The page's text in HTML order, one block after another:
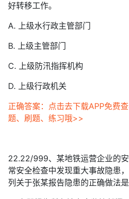
好转移工作。
A. 上级水行政主管部门
B. 上级主管部门
C. 上级防汛指挥机构
D. 上级行政机关
正确答案：点击去下载APP免费
题、刷题、练习哦>>
22.22/999、某地铁运营企业的
常安全检查中发现重大事故隐患
列关于张某报告隐患的正确做法